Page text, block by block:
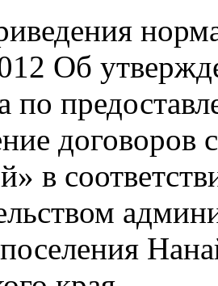
Об
по
договоров
в
поселения